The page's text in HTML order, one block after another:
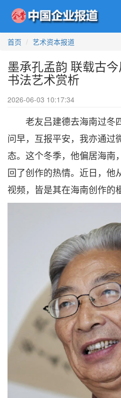
首页
艺术资本报道
墨承孔孟韵 联载古
书法艺术赏析
2026-06-03 10:17:34
老友吕建德去海南过冬
问早，互报平安，我亦通过
态。这个冬季，他偏居海南
回了创作的热情。近日，他
视频，皆是其在海南创作的